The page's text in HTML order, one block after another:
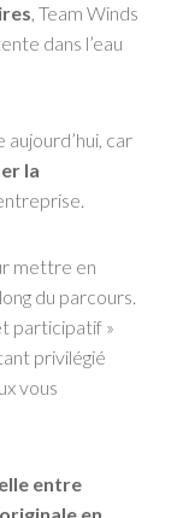
, Team Winds
dans l’eau
car
la
mettre en
du parcours.
participatif »
privilégié
vous
entre